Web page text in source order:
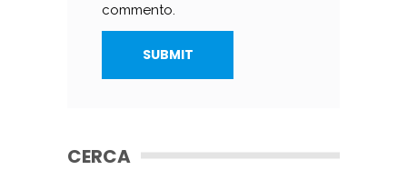
commento.
CERCA